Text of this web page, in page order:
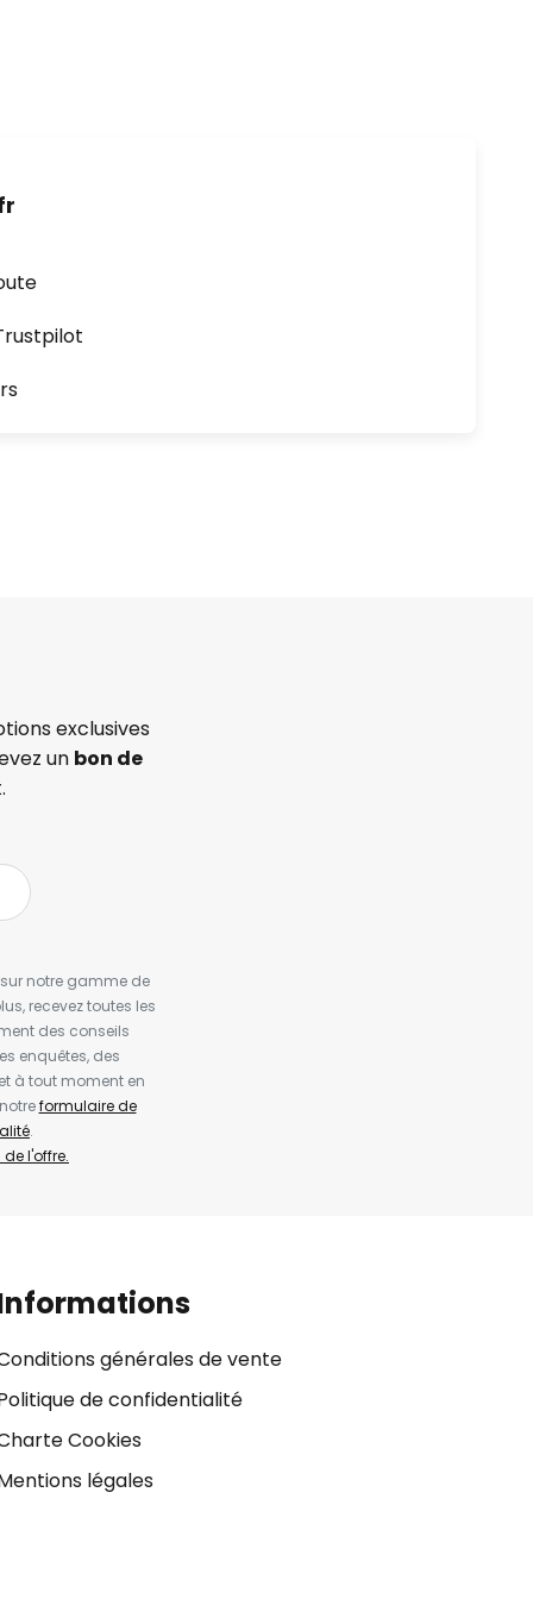
exclusives
un bon de
notre gamme de
recevez toutes les
des conseils
enquêtes, des
à tout moment en
formulaire de
.
l'offre.
générales de vente
de confidentialité
Cookies
légales